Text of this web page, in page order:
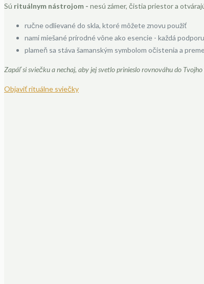
Sú rituálnym nástrojom - nesú zámer, čistia priestor a
ručne odlievané do skla, ktoré môžete znovu použiť
nami miešané prírodné vône ako esencie - každá
plameň sa stáva šamanským symbolom očistenia a
Zapáľ si sviečku a nechaj, aby jej svetlo prinieslo rovnováhu do
Objaviť rituálne sviečky